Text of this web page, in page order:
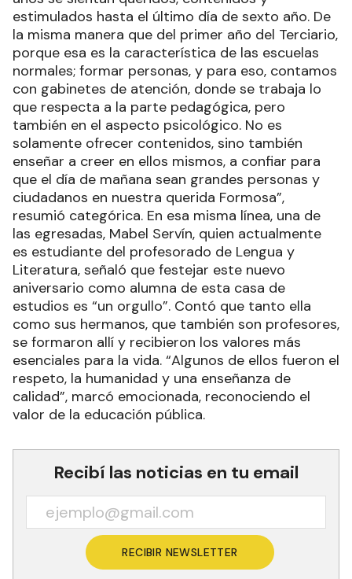
estimulados hasta el último día de sexto año. De
la misma manera que del primer año del Terciario,
porque esa es la característica de las escuelas
normales; formar personas, y para eso, contamos
con gabinetes de atención, donde se trabaja lo
que respecta a la parte pedagógica, pero
también en el aspecto psicológico. No es
solamente ofrecer contenidos, sino también
enseñar a creer en ellos mismos, a confiar para
que el día de mañana sean grandes personas y
ciudadanos en nuestra querida Formosa”,
resumió categórica. En esa misma línea, una de
las egresadas, Mabel Servín, quien actualmente
es estudiante del profesorado de Lengua y
Literatura, señaló que festejar este nuevo
aniversario como alumna de esta casa de
estudios es “un orgullo”. Contó que tanto ella
como sus hermanos, que también son profesores,
se formaron allí y recibieron los valores más
esenciales para la vida. “Algunos de ellos fueron el
respeto, la humanidad y una enseñanza de
calidad”, marcó emocionada, reconociendo el
valor de la educación pública.
Recibí las noticias en tu email
RECIBIR NEWSLETTER